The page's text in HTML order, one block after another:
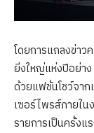
โดยการแถลงข่าว
ยิ่งใหญ่แห่งปีอย่าง
ด้วยแฟชั่นโชว์จาก
เซอร์ไพรส์ภายใน
รายการเป็นครั้งแ